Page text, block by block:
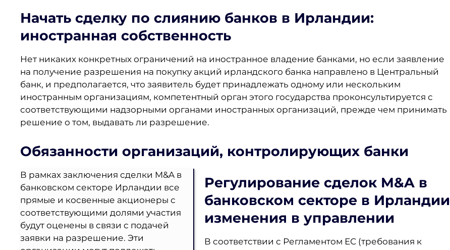
Начать сделку по слиянию банков в Ирландии:
иностранная собственность
Нет никаких конкретных ограничений на иностранное владение банками, но если заявление
на получение разрешения на покупку акций ирландского банка направлено в Центральный
банк, и предполагается, что заявитель будет принадлежать одному или нескольким
иностранным организациям, компетентный орган этого государства проконсультируется с
соответствующими надзорными органами иностранных организаций, прежде чем принимать
решение о том, выдавать ли разрешение.
Обязанности организаций, контролирующих банки
В рамках заключения сделки M&A в
банковском секторе Ирландии все
прямые и косвенные акционеры с
соответствующими долями участия
будут оценены в связи с подачей
заявки на разрешение. Эти
Регулирование сделок M&A в
банковском секторе в Ирландии
изменения в управлении
В соответствии с Регламентом ЕС (требования к